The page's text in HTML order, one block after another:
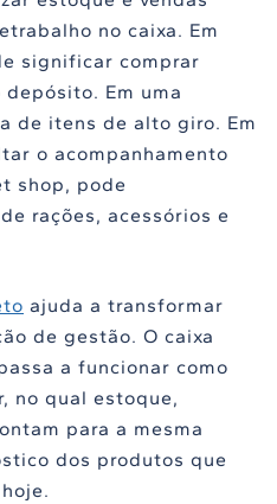
no caixa. Em
significar comprar
Em uma
de itens de alto giro. Em
o acompanhamento
shop, pode
rações, acessórios e
ajuda a transformar
de gestão. O caixa
a funcionar como
no qual estoque,
para a mesma
dos produtos que